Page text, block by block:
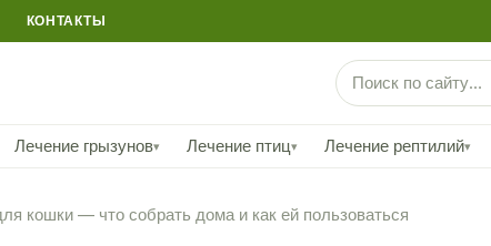
КОНТАКТЫ
Лечение грызунов▾ Лечение птиц▾ Лечение рептилий▾
кошки — что собрать дома и как ей пользоваться